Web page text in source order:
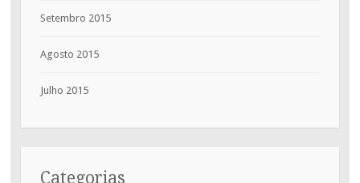
Setembro 2015
Agosto 2015
Julho 2015
Categorias